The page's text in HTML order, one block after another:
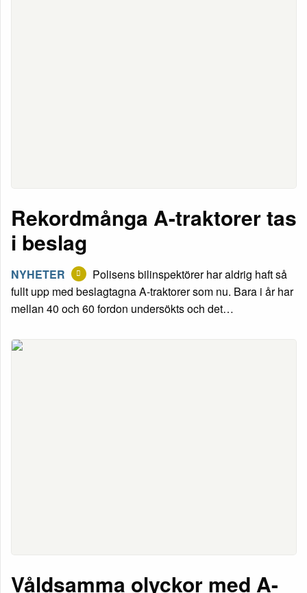
Rekordmånga A-traktorer tas
i beslag
NYHETER
Polisens bilinspektörer har aldrig haft så
fullt upp med beslagtagna A-traktorer som nu. Bara i år har
mellan 40 och 60 fordon undersökts och det…
Våldsamma olyckor med A-